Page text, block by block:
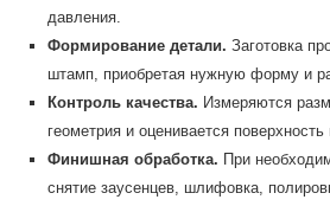
давления.
Формирование детали. Заготовка
штамп, приобретая нужную форму и
Контроль качества. Измеряются
геометрия и оценивается поверхность
Финишная обработка. При
снятие заусенцев, шлифовка,